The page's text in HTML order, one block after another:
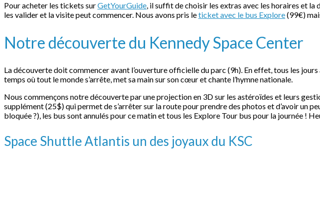
Pour acheter les tickets surGetYourGuide, il suffit de choisir les extras avec les horaires et
les valider et la visite peut commencer. Nous avons pris leticket avec le bus Explore(99€)
Notre découverte du Kennedy Space Center
La découverte doit commencer avant l’ouverture officielle du parc (9h). En effet, tous les
temps où tout le monde s’arrête, met sa main sur son cœur et chante l’hymne nationale.
Nous commençons notre découverte par une projection en 3D sur les astéroïdes et leurs
supplément (25$) qui permet de s’arrêter sur la route pour prendre des photos et d’avoir un
bloquée ?), les bus sont annulés pour ce matin et tous les Explore Tour bus pour la journée !
Space Shuttle Atlantis un des joyaux du KSC